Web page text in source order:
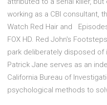
working as a CBI consultant,
Watch Red Hair and
FOX HD. Red John's
park deliberately disposed of
Patrick Jane serves as an
California Bureau of
psychological methods to